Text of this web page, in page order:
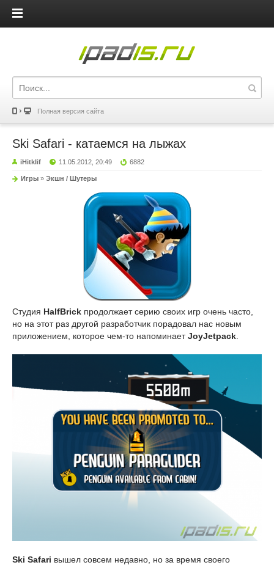
iPadis.ru
Полная версия сайта
Ski Safari - катаемся на лыжах
iHitklif 11.05.2012, 20:49 6882
Игры » Экшн / Шутеры
Студия HalfBrick продолжает серию своих игр очень часто,
но на этот раз другой разработчик порадовал нас новым
приложением, которое чем-то напоминаетJoyJetpack
Ski Safari вышел совсем недавно, но за время своего